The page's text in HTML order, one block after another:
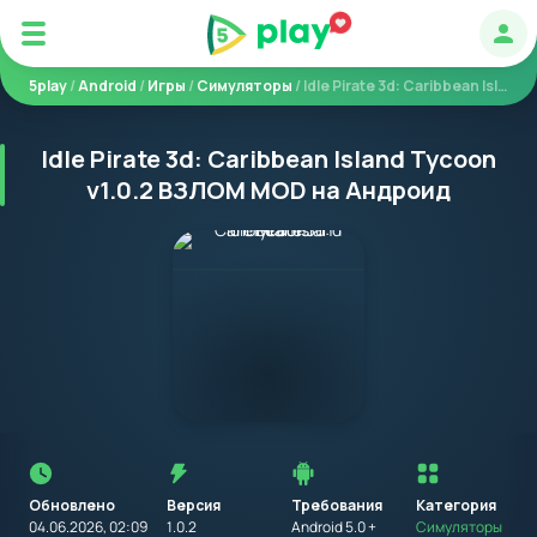
5play/Android /Игры /Симуляторы / Idle Pirate 3d: Caribbean Island Tycoon
Idle Pirate 3d: Caribbean Island Tycoon
v1.0.2 ВЗЛОМ MOD на Андроид
Обновлено
04.06.2026, 02:09
Версия
1.0.2
Требования
Android 5.0 +
установкой
приложения
на
устройство
Категория
Симуляторы